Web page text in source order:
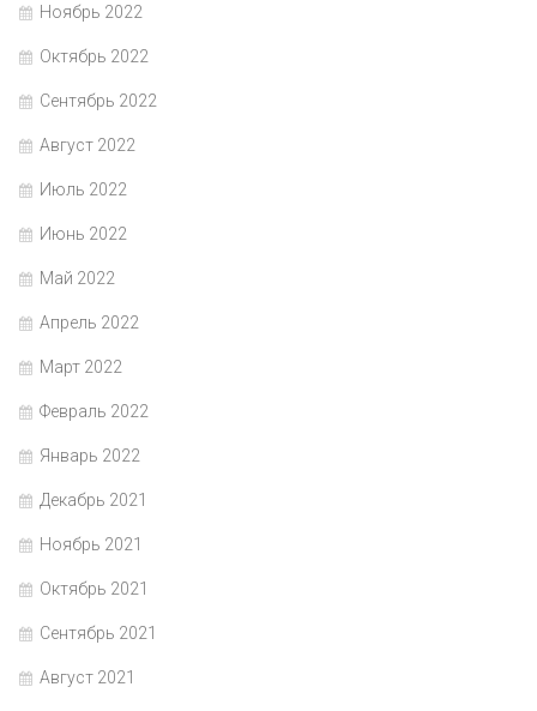
Ноябрь 2022
Октябрь 2022
Сентябрь 2022
Август 2022
Июль 2022
Июнь 2022
Май 2022
Апрель 2022
Март 2022
Февраль 2022
Январь 2022
Декабрь 2021
Ноябрь 2021
Октябрь 2021
Сентябрь 2021
Август 2021